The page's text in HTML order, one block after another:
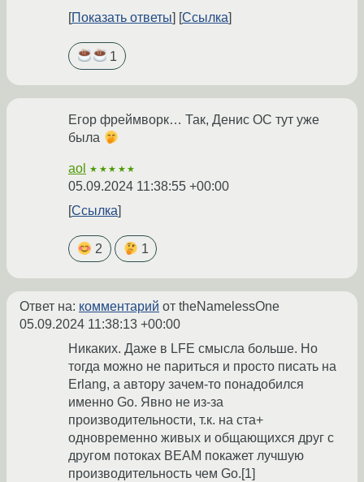
Показать ответы Ссылка
1
Егор фреймворк… Так, Денис ОС тут уже
была
aol ★★★★★
05.09.2024 11:38:55 +00:00
Ссылка
2 1
Ответ на: комментарий от theNamelessOne
05.09.2024 11:38:13 +00:00
Никаких. Даже в LFE смысла больше. Но
тогда можно не париться и просто писать на
Erlang, а автору зачем-то понадобился
именно Go. Явно не из-за
производительности, т.к. на ста+
одновременно живых и общающихся друг с
другом потоках BEAM покажет лучшую
производительность чем Go.[1]